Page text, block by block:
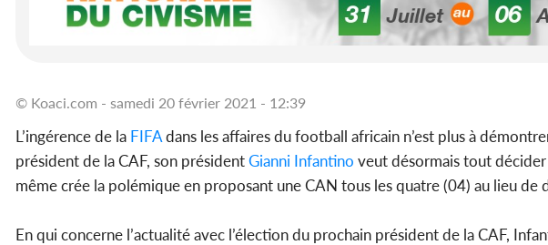
© Koaci.com - samedi 20 février 2021 - 12:39
L’ingérence de la FIFAdans les affaires du football africain n’est plus à
président de la CAF, son présidentGianni Infantino veut désormais tout
même crée la polémique en proposant une CAN tous les quatre (04) au lieu de
En qui concerne l’actualité avec l’élection du prochain président de la CAF,